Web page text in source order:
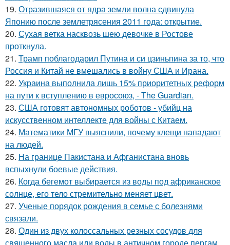
19. Отразившаяся от ядра земли волна сдвинула
Японию после землетрясения 2011 года: открытие.
20. Сухая ветка насквозь шею девочке в Ростове
проткнула.
21. Трамп поблагодарил Путина и си цзиньпина за то, что
Россия и Китай не вмешались в войну США и Ирана.
22. Украина выполнила лишь 15% приоритетных реформ
на пути к вступлению в евросоюз, - The Guardian.
23. США готовят автономных роботов - убийц на
искусственном интеллекте для войны с Китаем.
24. Математики МГУ выяснили, почему клещи нападают
на людей.
25. На границе Пакистана и Афганистана вновь
вспыхнули боевые действия.
26. Когда бегемот выбирается из воды под африканское
солнце, его тело стремительно меняет цвет.
27. Ученые порядок рождения в семье с болезнями
связали.
28. Один из двух колоссальных резных сосудов для
священного масла или воды в античном городе пергам